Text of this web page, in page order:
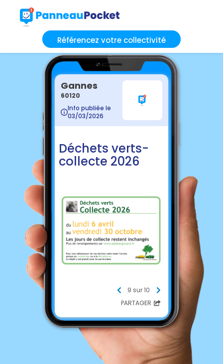
Référencez votre collectivité
Gannes
60120
Info publiée le
03/03/2026
Déchets verts-
collecte 2026
9 sur 10
PARTAGER